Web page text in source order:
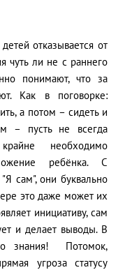
отказывается от
чуть ли не с раннего
понимают, что за
Как в поговорке:
а потом – сидеть и
– пусть не всегда
необходимо
ребёнка. С
сам", они буквально
это даже может их
инициативу, сам
и делает выводы. В
знания!
Потомок,
угроза статусу